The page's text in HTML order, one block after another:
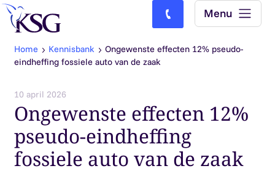
Skip to content
Bel ons: (0)77-4740000
Menu
Home Kennisbank
Ongewenste effecten 12% pseudo-
eindheffing fossiele auto van de zaak
10 april 2026
Ongewenste effecten 12%
pseudo-eindheffing
fossiele auto van de zaak